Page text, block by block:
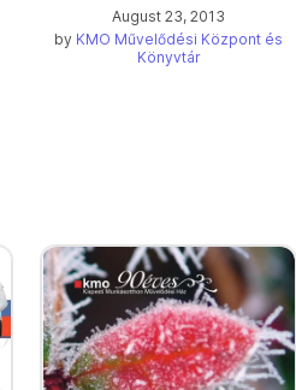
August 23, 2013
by KMO Művelődési Központ és
Könyvtár